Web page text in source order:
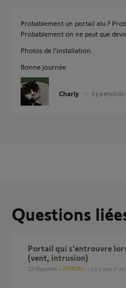
Probablement un portail alu ?
Probablement on ne peut que
Photos de l'installation.
Bonne journée
Charly il y a environ
Questions
Portail qui s'entrouvre lorsqu'une force est appliquée
(vent, intrusion)
12 réponses PORTAIL il y a plus d'un